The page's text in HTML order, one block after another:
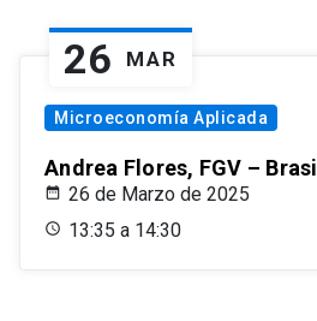
26 MAR
Microeconomía Aplicada
Andrea Flores, FGV – Brasil
26 de Marzo de 2025
13:35 a 14:30